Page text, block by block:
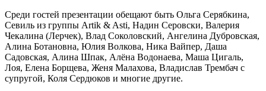
Среди гостей презентации обещают быть Ольга Серябкина,
Севиль из группы Artik & Asti, Надин Серовски, Валерия
Чекалина (Лерчек), Влад Соколовский, Ангелина Дубровская,
Алина Ботановна, Юлия Волкова, Ника Вайпер, Даша
Садовская, Алина Шпак, Алёна Водонаева, Маша Цигаль,
Лоя, Елена Борщева, Женя Малахова, Владислав Трембач с
супругой, Коля Сердюков и многие другие.